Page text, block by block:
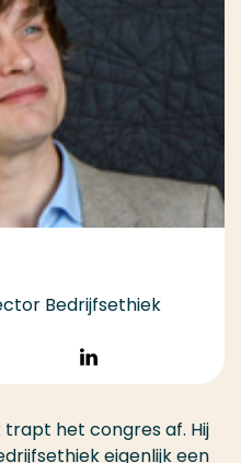
Bedrijfsethiek
Volg op
LinkedIn
het congres af. Hij
eigenlijk een